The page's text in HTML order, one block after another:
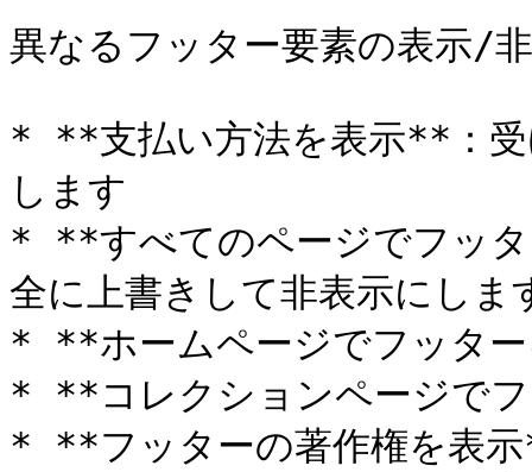
異なるフッター要素の表示/
* **支払い方法を表示**：受
します
* **すべてのページでフッ
全に上書きして非表示にしま
* **ホームページでフッタ
* **コレクションページで
* **フッターの著作権を表